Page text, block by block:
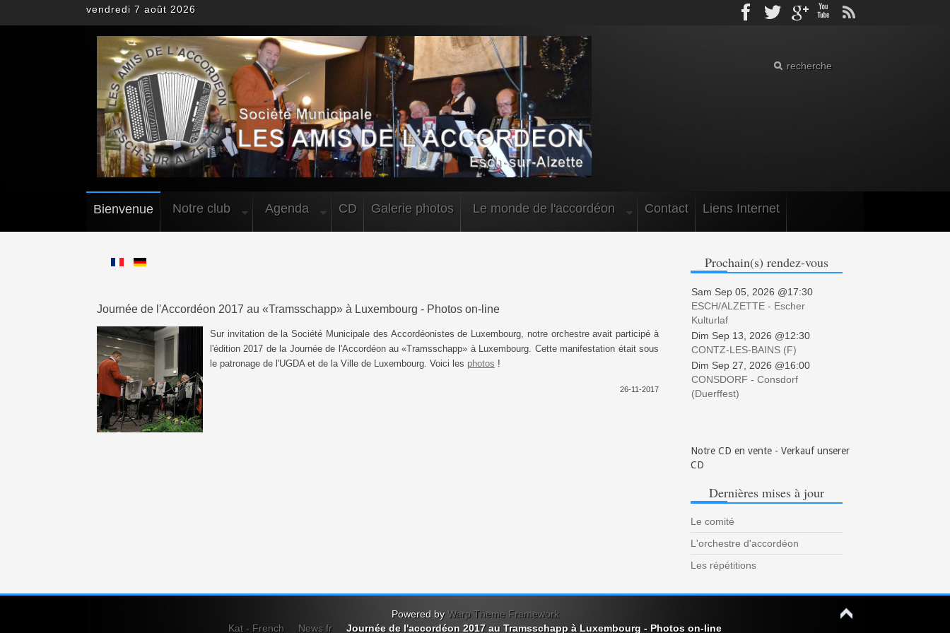
vendredi 7 août 2026 FacebookTwittergplusYoutube
Bienvenue Notre club Agenda CD Galerie photos Le monde de l'accordéon Contact Liens Internet
Journée de l'Accordéon 2017 au «Tramsschapp» à Luxembourg - Photos on-line
Sur invitation de la Société Municipale des Accordéonistes de Luxembourg, notre orchestre avait participé à
l'édition 2017 de la Journée de l'Accordéon au «Tramsschapp» à Luxembourg. Cette manifestation était sous
le patronage de l'UGDA et de la Ville de Luxembourg. Voici les photos !
26-11-2017
Prochain(s) rendez-vous
Sam Sep 05, 2026 @17:30
ESCH/ALZETTE - Escher
Kulturlaf
Dim Sep 13, 2026 @12:30
CONTZ-LES-BAINS (F)
Dim Sep 27, 2026 @16:00
CONSDORF - Consdorf
(Duerffest)
Notre CD en vente - Verkauf unserer
CD
Dernières mises à jour
Le comité
L'orchestre d'accordéon
Les répétitions
Powered byWarp Theme Framework
Kat - French
News fr Journée de l'accordéon 2017 au Tramsschapp à Luxembourg - Photos on-line